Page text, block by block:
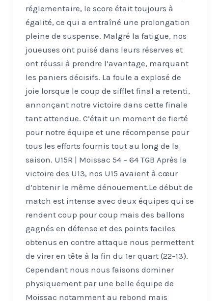
réglementaire, le score était toujours à
égalité, ce qui a entraîné une prolongation
pleine de suspense. Malgré la fatigue, nos
joueuses ont puisé dans leurs réserves et
ont réussi à prendre l’avantage, marquant
les paniers décisifs. La foule a explosé de
joie lorsque le coup de sifflet final a retenti,
annonçant notre victoire dans cette finale
tant attendue. C’était un moment de fierté
pour notre équipe et une récompense pour
tous les efforts fournis tout au long de la
saison. U15R | Moissac 54 – 64 TGB Après la
victoire des U13, nos U15 avaient à cœur
d’obtenir le même dénouement.Le début de
match est intense avec deux équipes qui se
rendent coup pour coup mais des ballons
gagnés en défense et des points faciles
obtenus en contre attaque nous permettent
de virer en tête à la fin du 1er quart (22-13).
Cependant nous nous faisons dominer
physiquement par une belle équipe de
Moissac notamment au rebond mais